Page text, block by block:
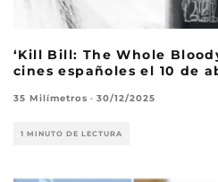
‘Kill Bill: The Whole
cines españoles el 10 de
35 Milímetros · 30/12/2025
1 MINUTO DE LECTURA